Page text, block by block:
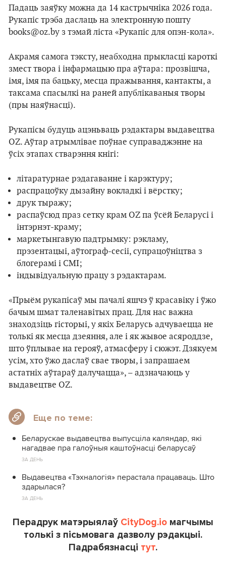
Падаць заяўку можна да 14 кастрычніка 2026 года.
Рукапіс трэба даслаць на электронную пошту
books@oz.by з тэмай ліста «Рукапіс для опэн-кола».
Акрамя самога тэксту, неабходна прыкласці кароткі
змест твора і інфармацыю пра аўтара: прозвішча,
імя, імя па бацьку, месца пражывання, кантакты, а
таксама спасылкі на раней апублікаваныя творы
(пры наяўнасці).
Рукапісы будуць ацэньваць рэдактары выдавецтва
OZ. Аўтар атрымлівае поўнае суправаджэнне на
ўсіх этапах стварэння кнігі:
літаратурнае рэдагаванне і карэктуру;
распрацоўку дызайну вокладкі і вёрстку;
друк тыражу;
распаўсюд праз сетку крам OZ па ўсёй Беларусі і
інтэрнэт-краму;
маркетынгавую падтрымку: рэкламу,
прэзентацыі, аўтограф-сесіі, супрацоўніцтва з
блогерамі і СМІ;
індывідуальную працу з рэдактарам.
«Прыём рукапісаў мы пачалі яшчэ ў красавіку і ўжо
бачым шмат таленавітых прац. Для нас важна
знаходзіць гісторыі, у якіх Беларусь адчуваецца не
толькі як месца дзеяння, але і як жывое асяроддзе,
што ўплывае на герояў, атмасферу і сюжэт. Дзякуем
усім, хто ўжо даслаў свае творы, і запрашаем
астатніх аўтараў далучацца», – адзначаюць у
выдавецтве OZ.
Еще по теме:
Беларускае выдавецтва выпусціла каляндар, які
нагадвае пра галоўныя каштоўнасці беларусаў
ЗА ДЕНЬ
Выдавецтва «Тэхналогія» перастала працаваць. Што
здарылася?
ЗА ДЕНЬ
Перадрук матэрыялаў CityDog.io магчымы
толькі з пісьмовага дазволу рэдакцыі.
Падрабязнасці тут.